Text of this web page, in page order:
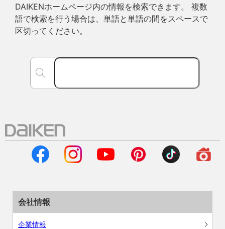
DAIKENホームページ内の情報を検索できます。 複数
語で検索を行う場合は、単語と単語の間をスペースで
区切ってください。
会社情報
企業情報